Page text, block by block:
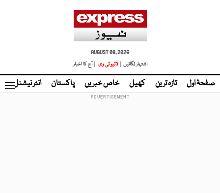
AUGUST 08, 2026
اشتہار لگائیں |
لائیو ٹی وی | آج کا اخبار
صفحۂ اول تازہ ترین کھیل خاص خبریں پاکستان انٹر نیشنل